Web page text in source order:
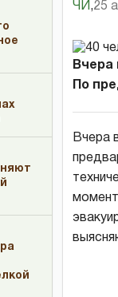
ЧИ ,25
Вчера
По
Вчера